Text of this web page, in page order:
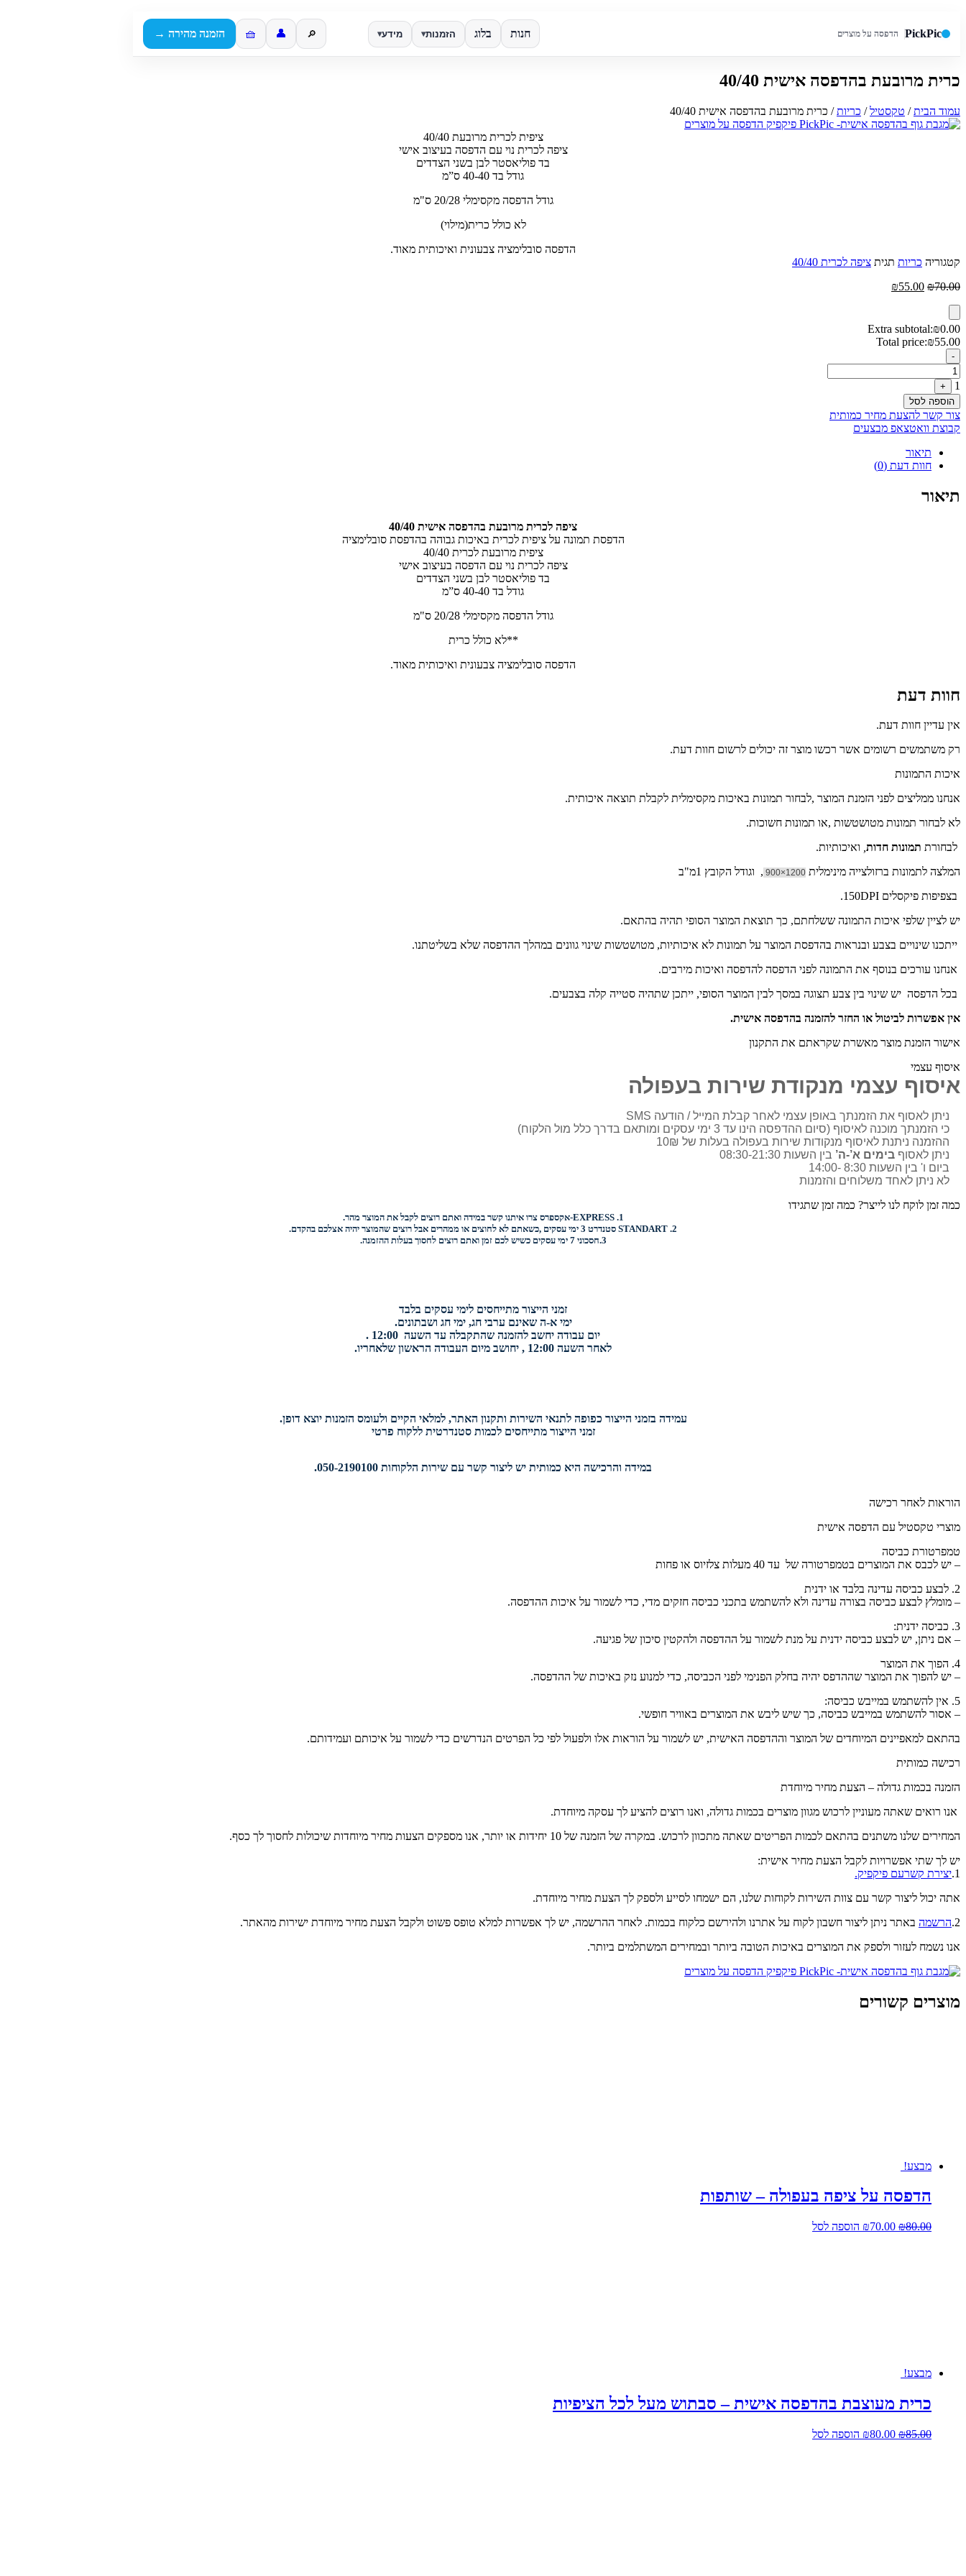
PickPic הדפסה על מוצרים חנות בלוג הזמנות▾ מידע▾
🔎
👤
🧺 הזמנה מהירה →
חפש
כרית מרובעת בהדפסה אישית 40/40
עמוד הבית/ טקסטיל/ כריות/ כרית מרובעת בהדפסה אישית 40/40
ציפית לכרית מרובעת 40/40
ציפה לכרית נױ עם הדפסה בעיצוב אישי
בד פוליאסטר לבן בשני הצדדים
גודל בד 40-40 ס”מ
גודל הדפסה מקסימלי 20/28 ס"מ
לא כולל כרית(מילוי)
הדפסה סובלימציה צבעונית ואיכותית מאוד.
קטגוריה כריות תגית ציפה לכרית 40/40
₪70.00
המחיר
₪70.00.
₪55.00
₪55.00.
Extra subtotal:₪0.00
Total price:₪55.00
Quantity
-
1
+
הוספה לסל
צור קשר להצעת מחיר כמותית
קבוצת וואטצאפ מבצעים
תיאור
חוות דעת (0)
תיאור
ציפה לכרית מרובעת בהדפסה אישית 40/40
הדפסת תמונה על ציפית לכרית באיכות גבוהה בהדפסת סובלימציה
ציפית מרובעת לכרית 40/40
ציפה לכרית נױ עם הדפסה בעיצוב אישי
בד פוליאסטר לבן בשני הצדדים
גודל בד 40-40 ס”מ
גודל הדפסה מקסימלי 20/28 ס"מ
**לא כולל כרית
הדפסה סובלימציה צבעונית ואיכותית מאוד.
חוות דעת
אין עדיין חוות דעת.
רק משתמשים רשומים אשר רכשו מוצר זה יכולים לרשום חוות דעת.
איכות התמונות
אנחנו ממליצים לפני הזמנת המוצר ,לבחור תמונות באיכות מקסימלית לקבלת תוצאה איכותית.
לא לבחור תמונות מטושטשות ,או תמונות חשוכות.
לבחורת תמונות חדות, ואיכותיות.
המלצה לתמונות ברזולצייה מינימלית 1200×900
, וגודל הקובץ 1מ"ב
בצפיפות פיקסלים 150DPI.
יש לציין שלפי איכות התמונה ששלחתם, כך תוצאת המוצר הסופי תהיה בהתאם.
ייתכנו שינויים בצבע ובנראות בהדפסת המוצר על תמונות לא איכותיות, מטושטשות שינוי גוונים במהלך ההדפסה שלא בשליטתנו.
אנחנו עורכים בנוסף את התמונה לפני הדפסה להדפסה ואיכות מירבים.
בכל הדפסה יש שינוי בין צבע תצוגה במסך לבין המוצר הסופי, ייתכן שתהיה סטייה קלה בצבעים.
אין אפשרות לביטול או החזר להזמנה בהדפסה אישית.
אישור הזמנת מוצר מאשרת שקראתם את התקנון
איסוף עצמי
איסוף עצמי מנקודת שירות בעפולה
ניתן לאסוף את הזמנתך באופן עצמי לאחר קבלת המייל / הודעה SMS
כי הזמנתך מוכנה לאיסוף (סיום ההדפסה הינו עד 3 ימי עסקים ומותאם בדרך כלל מול הלקוח)
ההזמנה ניתנת לאיסוף מנקודות שירות בעפולה בעלות של 10₪
ניתן לאסוף בימים א’-ה’ בין השעות 08:30-21:30
ביום ו' בין השעות 8:30 -14:00
לא ניתן לאחד משלוחים והזמנות
כמה זמן לוקח לנו לייצר? כמה זמן שתגידו
1.
EXPRESS- אקספרס צרו איתנו קשר במידה ואתם רוצים לקבל את המוצר מהר.
2.
STANDART סטנדרט 3 ימי עסקים ,כשאתם לא לחוצים או ממהרים אבל רוצים שהמוצר יהיה אצלכם בהקדם.
3. חסכוני7 ימי עסקים כשיש לכם זמן ואתם רוצים לחסוך בעלות ההזמנה.
זמני הייצור מתייחסים לימי עסקים בלבד
ימי א-ה שאינם ערבי חג, ימי חג ושבתונים.
יום עבודה יחשב להזמנה שהתקבלה עד השעה 12:00 .
לאחר השעה 12:00 , יחושב מיום העבודה הראשון שלאחריו.
עמידה בזמני הייצור כפופה לתנאי השירות ותקנון האתר, למלאי הקיים ולעומס הזמנות יוצא דופן.
זמני הייצור מתייחסים לכמות סטנדרטית ללקוח פרטי
במידה והרכישה היא כמותית יש ליצור קשר עם שירות הלקוחות 050-2190100.
הוראות לאחר רכישה
מוצרי טקסטיל עם הדפסה אישית
טמפרטורת כביסה
– יש לכבס את המוצרים בטמפרטורה של עד 40 מעלות צלזיוס או פחות
2. לבצע כביסה עדינה בלבד או ידנית
– מומלץ לבצע כביסה בצורה עדינה ולא להשתמש בתכני כביסה חזקים מדי, כדי לשמור על איכות ההדפסה.
3. כביסה ידנית:
– אם ניתן, יש לבצע כביסה ידנית על מנת לשמור על ההדפסה ולהקטין סיכון של פגיעה.
4. הפוך את המוצר
– יש להפוך את המוצר שההדפס יהיה בחלק הפנימי לפני הכביסה, כדי למנוע נזק באיכות של ההדפסה.
5. אין להשתמש במייבש כביסה:
– אסור להשתמש במייבש כביסה, כך שיש ליבש את המוצרים באוויר חופשי.
בהתאם למאפיינים המיוחדים של המוצר וההדפסה האישית, יש לשמור על הוראות אלו ולפעול לפי כל הפרטים הנדרשים כדי לשמור על איכותם ועמידותם.
רכישה כמותית
הזמנה בכמות גדולה – הצעת מחיר מיוחדת
אנו רואים שאתה מעוניין לרכוש מגוון מוצרים בכמות גדולה, ואנו רוצים להציע לך עסקה מיוחדת.
המחירים שלנו משתנים בהתאם לכמות הפריטים שאתה מתכוון לרכוש. במקרה של הזמנה של 10 יחידות או יותר, אנו מספקים הצעות מחיר מיוחדות שיכולות לחסוך לך כסף.
יש לך שתי אפשרויות לקבל הצעת מחיר אישית:
1. יצירת קשרעם פיקפיק.
אתה יכול ליצור קשר עם צוות השירות לקוחות שלנו, הם ישמחו לסייע ולספק לך הצעת מחיר מיוחדת.
2. הרשמה באתר ניתן ליצור חשבון לקוח על אתרנו ולהירשם כלקוח בכמות. לאחר ההרשמה, יש לך אפשרות למלא טופס פשוט ולקבל הצעת מחיר מיוחדת ישירות מהאתר.
אנו נשמח לעזור ולספק את המוצרים באיכות הטובה ביותר ובמחירים המשתלמים ביותר.
מוצרים קשורים
מבצע!
הדפסה על ציפה בעפולה – שותפות
₪80.00
המחיר₪70.00
המחיר
הוספה לסל
מבצע!
כרית מעוצבת בהדפסה אישית – סבתוש מעל לכל הציפיות
₪85.00
המחיר₪80.00
המחיר
הוספה לסל